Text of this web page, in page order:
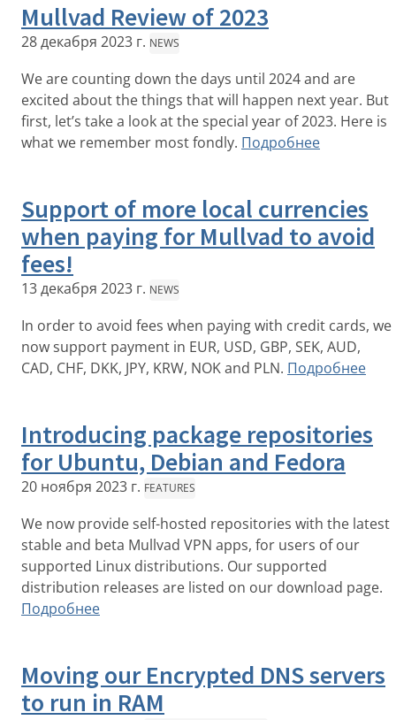
Mullvad Review of 2023
28 декабря 2023 г. NEWS
We are counting down the days until 2024 and are
excited about the things that will happen next year. But
first, let’s take a look at the special year of 2023. Here is
what we remember most fondly. Подробнее
Support of more local currencies
when paying for Mullvad to avoid
fees!
13 декабря 2023 г. NEWS
In order to avoid fees when paying with credit cards, we
now support payment in EUR, USD, GBP, SEK, AUD,
CAD, CHF, DKK, JPY, KRW, NOK and PLN. Подробнее
Introducing package repositories
for Ubuntu, Debian and Fedora
20 ноября 2023 г. FEATURES
We now provide self-hosted repositories with the latest
stable and beta Mullvad VPN apps, for users of our
supported Linux distributions. Our supported
distribution releases are listed on our download page.
Подробнее
Moving our Encrypted DNS servers
to run in RAM